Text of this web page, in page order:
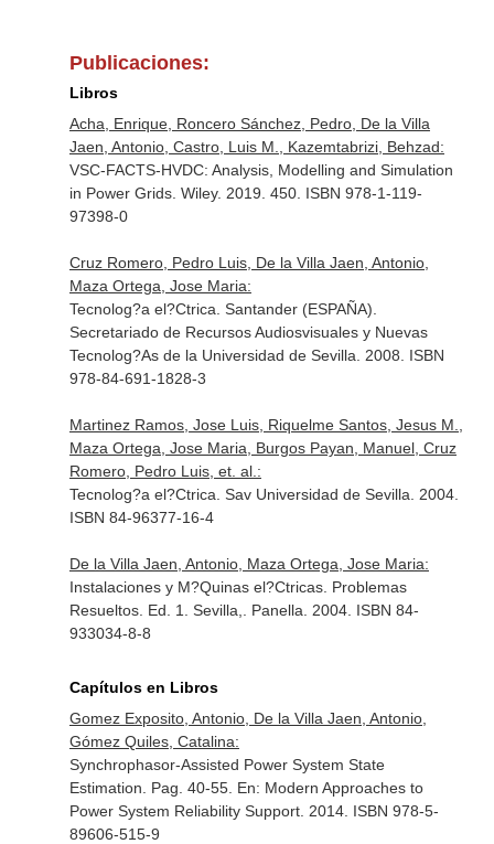
Publicaciones:
Libros
Acha, Enrique, Roncero Sánchez, Pedro, De la Villa
Jaen, Antonio, Castro, Luis M., Kazemtabrizi, Behzad:
VSC-FACTS-HVDC: Analysis, Modelling and Simulation
in Power Grids. Wiley. 2019. 450. ISBN 978-1-119-
97398-0
Cruz Romero, Pedro Luis, De la Villa Jaen, Antonio,
Maza Ortega, Jose Maria:
Tecnolog?a el?Ctrica. Santander (ESPAÑA).
Secretariado de Recursos Audiosvisuales y Nuevas
Tecnolog?As de la Universidad de Sevilla. 2008. ISBN
978-84-691-1828-3
Martinez Ramos, Jose Luis, Riquelme Santos, Jesus M.,
Maza Ortega, Jose Maria, Burgos Payan, Manuel, Cruz
Romero, Pedro Luis, et. al.:
Tecnolog?a el?Ctrica. Sav Universidad de Sevilla. 2004.
ISBN 84-96377-16-4
De la Villa Jaen, Antonio, Maza Ortega, Jose Maria:
Instalaciones y M?Quinas el?Ctricas. Problemas
Resueltos. Ed. 1. Sevilla,. Panella. 2004. ISBN 84-
933034-8-8
Capítulos en Libros
Gomez Exposito, Antonio, De la Villa Jaen, Antonio,
Gómez Quiles, Catalina:
Synchrophasor-Assisted Power System State
Estimation. Pag. 40-55. En: Modern Approaches to
Power System Reliability Support. 2014. ISBN 978-5-
89606-515-9